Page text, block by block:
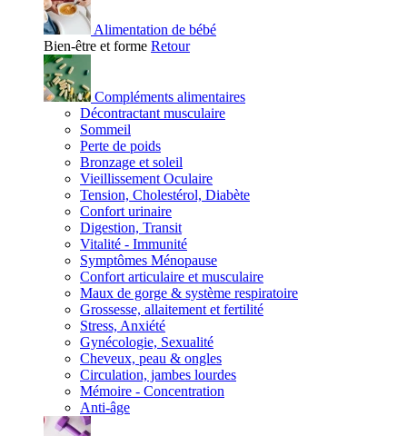
Alimentation de bébé
Bien-être et forme Retour
Compléments alimentaires
Décontractant musculaire
Sommeil
Perte de poids
Bronzage et soleil
Vieillissement Oculaire
Tension, Cholestérol, Diabète
Confort urinaire
Digestion, Transit
Vitalité - Immunité
Symptômes Ménopause
Confort articulaire et musculaire
Maux de gorge & système respiratoire
Grossesse, allaitement et fertilité
Stress, Anxiété
Gynécologie, Sexualité
Cheveux, peau & ongles
Circulation, jambes lourdes
Mémoire - Concentration
Anti-âge